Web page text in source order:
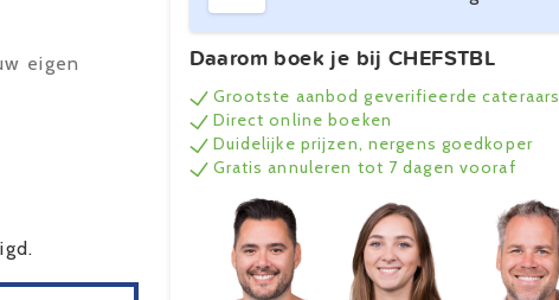
eigen
Daarom boek je bij CHEFSTBL
Grootste aanbod geverifieerde cateraars
Direct online boeken
Duidelijke prijzen, nergens goedkoper
Gratis annuleren tot 7 dagen vooraf